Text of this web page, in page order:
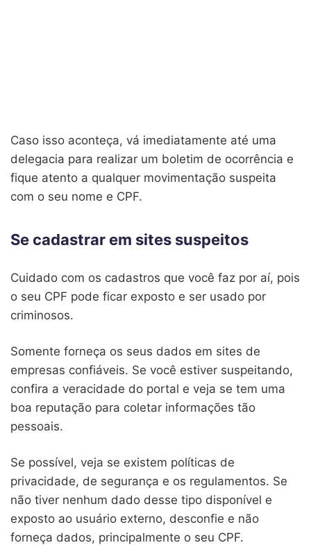
Caso isso aconteça, vá imediatamente até uma
delegacia para realizar um boletim de ocorrência e
fique atento a qualquer movimentação suspeita
com o seu nome e CPF.
Se cadastrar em sites suspeitos
Cuidado com os cadastros que você faz por aí, pois
o seu CPF pode ficar exposto e ser usado por
criminosos.
Somente forneça os seus dados em sites de
empresas confiáveis. Se você estiver suspeitando,
confira a veracidade do portal e veja se tem uma
boa reputação para coletar informações tão
pessoais.
Se possível, veja se existem políticas de
privacidade, de segurança e os regulamentos. Se
não tiver nenhum dado desse tipo disponível e
exposto ao usuário externo, desconfie e não
forneça dados, principalmente o seu CPF.